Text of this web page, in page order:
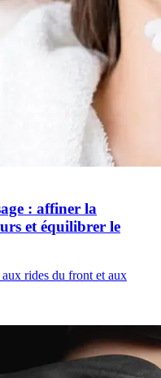
: affiner la
et équilibrer le
rides du front et aux